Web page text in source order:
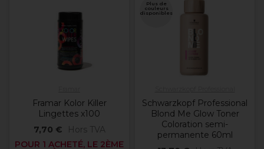
Framar Kolor Killer
Lingettes x100
7,70 €
Hors TVA
POUR 1 ACHETÉ, LE 2ÈME
Plus de
couleurs
disponibles
Schwarzkopf Professional
Blond Me Glow Toner
Coloration semi-
permanente 60ml